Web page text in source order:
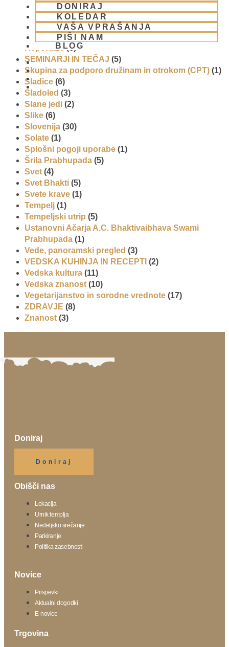
DONIRAJ
KOLEDAR
VAŠA VPRAŠANJA
PIŠI NAM
BLOG
01 431 21 24
Prigrizki(1)
Prireditve(7)
Priti Vardhana das(1)
Promocija in izobrazevanje
Reportaže(6)
SEMINARJI IN TEČAJ (5)
Skupina za podporo družinam in otrokom (CPT) (1)
Sladice (6)
Sladoled (3)
Slane jedi (2)
Slike (6)
Slovenija (30)
Solate (1)
Splošni pogoji uporabe (1)
Šrila Prabhupada (5)
Svet (4)
Svet Bhakti (5)
Svete krave (1)
Tempelj (1)
Tempeljski utrip (5)
Ustanovni Ačarja A.C. Bhaktivaibhava Swami
Prabhupada (1)
Vede, panoramski pregled (3)
VEDSKA KUHINJA IN RECEPTI (2)
Vedska kultura (11)
Vedska znanost (10)
Vegetarijanstvo in sorodne vrednote (17)
ZDRAVJE (8)
Znanost (3)
Doniraj
Doniraj
Obišči nas
Lokacija
Urnik templja
Nedeljsko srečanje
Parkiranje
Politika zasebnosti
Novice
Prispevki
Aktualni dogodki
E-novice
Trgovina